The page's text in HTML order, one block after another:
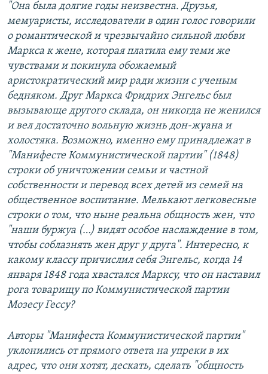
"Она была долгие годы неизвестна. Друзья,
мемуаристы, исследователи в один голос говорили
о романтической и чрезвычайно сильной любви
Маркса к жене, которая платила ему теми же
чувствами и покинула обожаемый
аристократический мир ради жизни с ученым
бедняком. Друг Маркса Фридрих Энгельс был
вызывающе другого склада, он никогда не женился
и вел достаточно вольную жизнь дон-жуана и
холостяка. Возможно, именно ему принадлежат в
"Манифесте Коммунистической партии" (1848)
строки об уничтожении семьи и частной
собственности и перевод всех детей из семей на
общественное воспитание. Мелькают легковесные
строки о том, что ныне реальна общность жен, что
"наши буржуа (…) видят особое наслаждение в том,
чтобы соблазнять жен друг у друга". Интересно, к
какому классу причислил себя Энгельс, когда 14
января 1848 года хвастался Марксу, что он наставил
рога товарищу по Коммунистической партии
Мозесу Гессу?
Авторы "Манифеста Коммунистической партии"
уклонились от прямого ответа на упреки в их
адрес, что они хотят, дескать, сделать "общность